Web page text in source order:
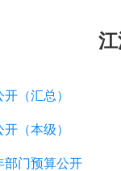
（汇总）
（本级）
部门预算公开